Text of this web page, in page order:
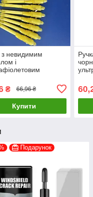
з невидимим
і
Жовта 1шт
₴ 66,96 ₴
Купити
для
Подарунок